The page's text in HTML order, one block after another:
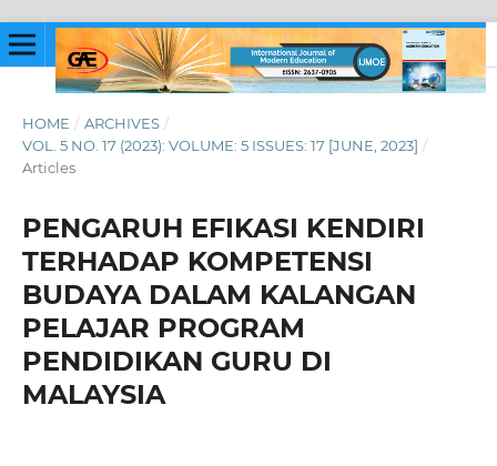
HOME / ARCHIVES /
VOL. 5 NO. 17 (2023): VOLUME: 5 ISSUES: 17 [JUNE, 2023] /
Articles
PENGARUH EFIKASI KENDIRI
TERHADAP KOMPETENSI
BUDAYA DALAM KALANGAN
PELAJAR PROGRAM
PENDIDIKAN GURU DI
MALAYSIA